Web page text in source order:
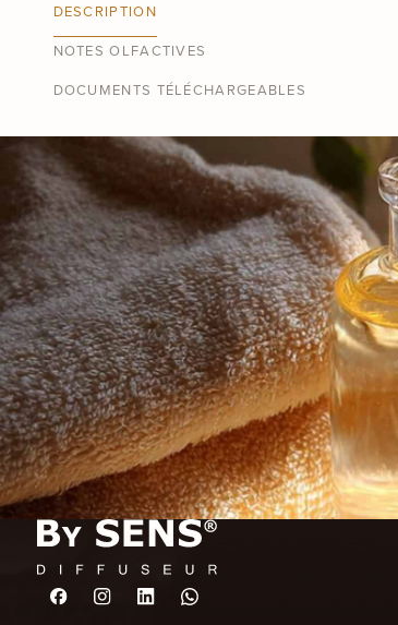
DESCRIPTION
NOTES OLFACTIVES
DOCUMENTS TÉLÉCHARGEABLES